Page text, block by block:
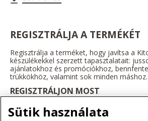
REGISZTRÁLJA A TERMÉKÉT
Regisztrálja a terméket, hogy javítsa a
készülékekkel szerzett tapasztalatait:
ajánlatokhoz és promóciókhoz,
trükkökhöz, valamint sok minden máshoz.
REGISZTRÁLJON MOST
Sütik használata